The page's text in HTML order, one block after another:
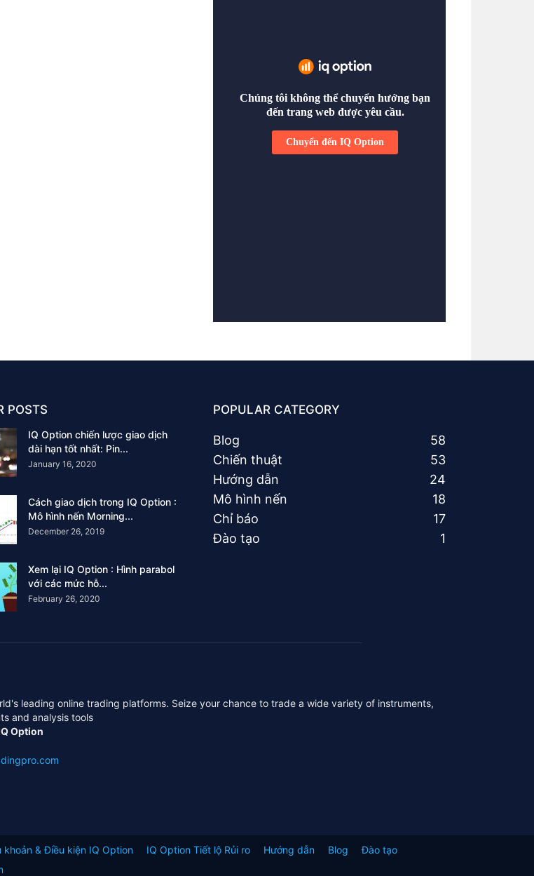
POSTS
IQ Option chiến lược giao dịch
dài hạn tốt nhất: Pin...
January 16, 2020
Cách giao dịch trong IQ Option :
Mô hình nến Morning...
December 26, 2019
Xem lại IQ Option : Hình parabol
với các mức hỗ...
February 26, 2020
POPULAR CATEGORY
Blog
58
Chiến thuật
53
Hướng dẫn
24
Mô hình nến
18
Chỉ báo
17
Đào tạo
1
leading online trading platforms. Seize your chance to trade a wide variety of instruments,
and analysis tools
Option
khoản & Điều kiện IQ Option IQ Option Tiết lộ Rủi ro Hướng dẫn Blog
Đào tạo